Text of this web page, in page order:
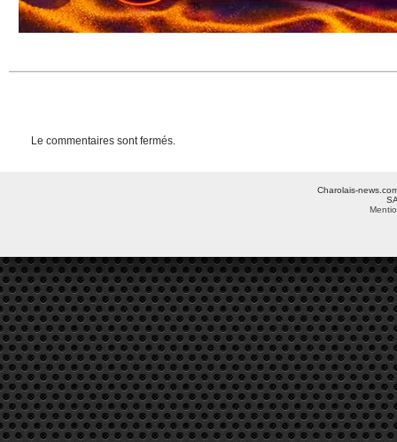
Le commentaires sont fermés.
Charolais-